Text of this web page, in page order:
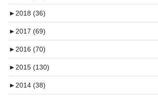
►2018 (36)
►2017 (69)
►2016 (70)
►2015 (130)
►2014 (38)